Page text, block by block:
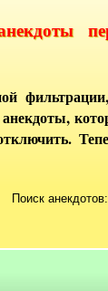
анекдоты,
Поиск анекдотов: